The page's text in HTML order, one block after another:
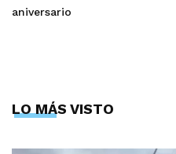
aniversario
LO MÁS VISTO